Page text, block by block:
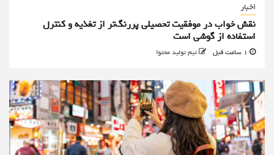
اخبار
نقش خواب در موفقیت تحصیلی پررنگ‌تر از تغذیه و کنترل
استفاده از گوشی است
تیم تولید محتوا